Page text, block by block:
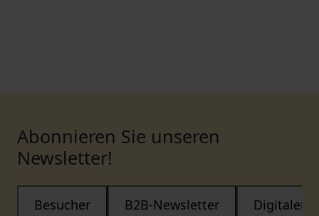
Abonnieren Sie unseren
Newsletter!
Besucher B2B-Newsletter Digitaler